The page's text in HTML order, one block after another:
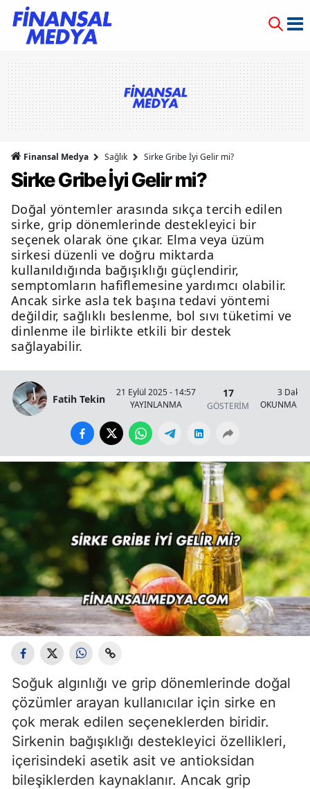
Finansal Medya Sağlık Sirke Gribe İyi Gelir mi?
Sirke Gribe İyi Gelir mi?
Doğal yöntemler arasında sıkça tercih edilen
sirke, grip dönemlerinde destekleyici bir
seçenek olarak öne çıkar. Elma veya üzüm
sirkesi düzenli ve doğru miktarda
kullanıldığında bağışıklığı güçlendirir,
semptomların hafiflemesine yardımcı olabilir.
Ancak sirke asla tek başına tedavi yöntemi
değildir, sağlıklı beslenme, bol sıvı tüketimi ve
dinlenme ile birlikte etkili bir destek
sağlayabilir.
Fatih Tekin
21 Eylül 2025 - 14:57
YAYINLANMA
17
GÖSTERİM
3 Dakika
OKUNMA
Soğuk algınlığı ve grip dönemlerinde doğal
çözümler arayan kullanıcılar için sirke en
çok merak edilen seçeneklerden biridir.
Sirkenin bağışıklığı destekleyici özellikleri,
içerisindeki asetik asit ve antioksidan
bileşiklerden kaynaklanır. Ancak grip